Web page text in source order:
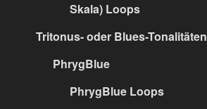
Skala) Loops
Tritonus- oder Blues-Tonalitäten
PhrygBlue
PhrygBlue Loops